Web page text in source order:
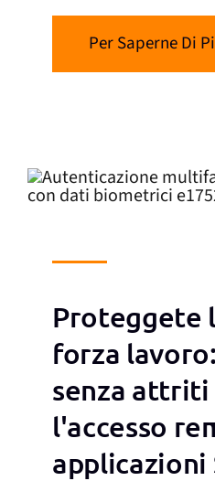
Per Saperne Di
Proteggete
forza
senza attriti
l'accesso
applicazioni